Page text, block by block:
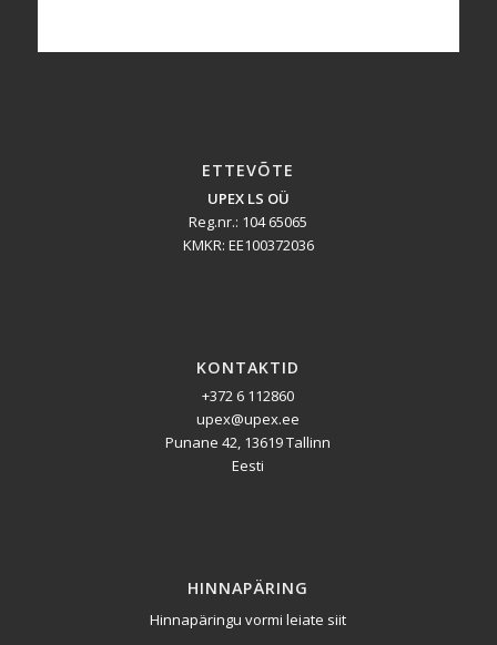
ETTEVÕTE
UPEX LS OÜ
Reg.nr.: 104 65065
KMKR: EE100372036
KONTAKTID
+372 6 112860
upex@upex.ee
Punane 42, 13619 Tallinn
Eesti
HINNAPÄRING
Hinnapäringu vormi leiate siit